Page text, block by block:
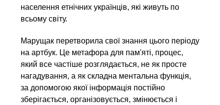
населення етнічних українців, які живуть по
всьому світу.
Марущак перетворила свої знання цього періоду
на артбук. Це метафора для пам'яті, процес,
який все частіше розглядається, не як просте
нагадування, а як складна ментальна функція,
за допомогою якої інформація постійно
зберігається, організовується, змінюється і